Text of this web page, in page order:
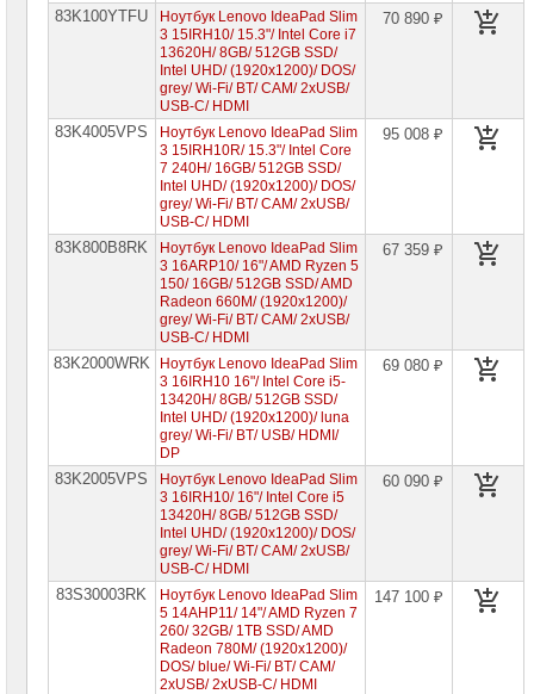
Программное
PROM
83K100YTFU
Ноутбук Lenovo IdeaPad Slim
3 15IRH10/ 15.3"/ Intel Core i7
13620H/ 8GB/ 512GB SSD/
Intel UHD/ (1920x1200)/ DOS/
grey/ Wi-Fi/ BT/ CAM/ 2xUSB/
USB-C/ HDMI
70 890 ₽
83K4005VPS
Ноутбук Lenovo IdeaPad Slim
3 15IRH10R/ 15.3"/ Intel Core
7 240H/ 16GB/ 512GB SSD/
Intel UHD/ (1920x1200)/ DOS/
grey/ Wi-Fi/ BT/ CAM/ 2xUSB/
USB-C/ HDMI
95 008 ₽
83K800B8RK
Ноутбук Lenovo IdeaPad Slim
3 16ARP10/ 16"/ AMD Ryzen 5
150/ 16GB/ 512GB SSD/ AMD
Radeon 660M/ (1920x1200)/
grey/ Wi-Fi/ BT/ CAM/ 2xUSB/
USB-C/ HDMI
67 359 ₽
83K2000WRK
Ноутбук Lenovo IdeaPad Slim
3 16IRH10 16"/ Intel Core i5-
13420H/ 8GB/ 512GB SSD/
Intel UHD/ (1920x1200)/ luna
grey/ Wi-Fi/ BT/ USB/ HDMI/
DP
69 080 ₽
83K2005VPS
Ноутбук Lenovo IdeaPad Slim
3 16IRH10/ 16"/ Intel Core i5
13420H/ 8GB/ 512GB SSD/
Intel UHD/ (1920x1200)/ DOS/
grey/ Wi-Fi/ BT/ CAM/ 2xUSB/
USB-C/ HDMI
60 090 ₽
83S30003RK
Ноутбук Lenovo IdeaPad Slim
5 14AHP11/ 14"/ AMD Ryzen 7
260/ 32GB/ 1TB SSD/ AMD
Radeon 780M/ (1920x1200)/
DOS/ blue/ Wi-Fi/ BT/ CAM/
2xUSB/ 2xUSB-C/ HDMI
147 100 ₽